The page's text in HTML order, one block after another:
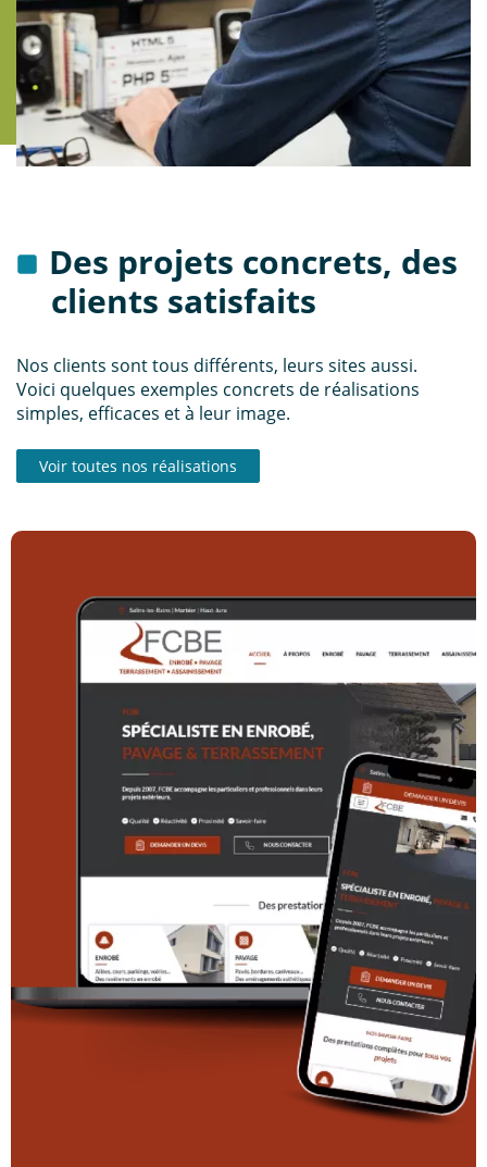
Des projets concrets, des
clients satisfaits
Nos clients sont tous différents, leurs sites aussi.
Voici quelques exemples concrets de réalisations
simples, efficaces et à leur image.
Voir toutes nos réalisations